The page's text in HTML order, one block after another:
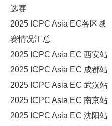
选赛
2025 ICPC Asia EC各区域
赛情况汇总
2025 ICPC Asia EC 西安站
2025 ICPC Asia EC 成都站
2025 ICPC Asia EC 武汉站
2025 ICPC Asia EC 南京站
2025 ICPC Asia EC 沈阳站